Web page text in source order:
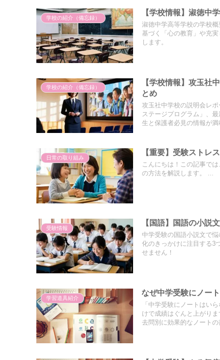
学校の紹介（備忘録）
【学校情報】淑徳中
淑徳中学高等学校の学校
基づく「心の教育」や充
します。
学校の紹介（備忘録）
【学校情報】攻玉社
とめ
攻玉社中学校の説明会レ
ステージプログラム」、
生と保護者必見の情報が満
日常の取り組み
【重要】受験ストレ
こんにちは！この記事で
の方法を解説します。 ...
受験情報
【国語】国語の小説
中学受験の国語小説文で
化のきっかけに注目する3
せません！
学習道具紹介
なぜ中学受験にノー
「中学受験にノートはい
けで成績はぐんと上がり
去問別に効果的なノート